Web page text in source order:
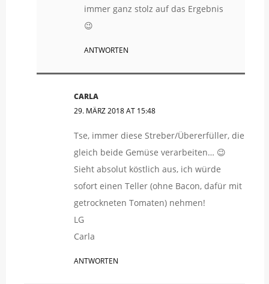
immer ganz stolz auf das Ergebnis
😉
ANTWORTEN
CARLA
29. MÄRZ 2018 AT 15:48
Tse, immer diese Streber/Übererfüller, die
gleich beide Gemüse verarbeiten… 😉
Sieht absolut köstlich aus, ich würde
sofort einen Teller (ohne Bacon, dafür mit
getrockneten Tomaten) nehmen!
LG
Carla
ANTWORTEN